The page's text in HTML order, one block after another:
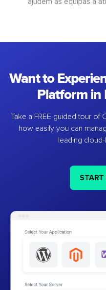
Want to
Platform in
Take a FREE guided tour
how easily you can
leading
START